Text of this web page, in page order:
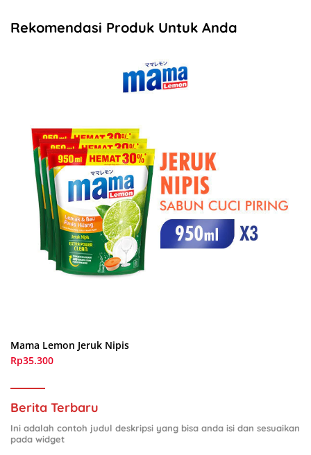
Rekomendasi Produk Untuk Anda
Mama Lemon Jeruk Nipis
Rp35.300
Berita Terbaru
Ini adalah contoh judul deskripsi yang bisa anda isi dan sesuaikan
pada widget